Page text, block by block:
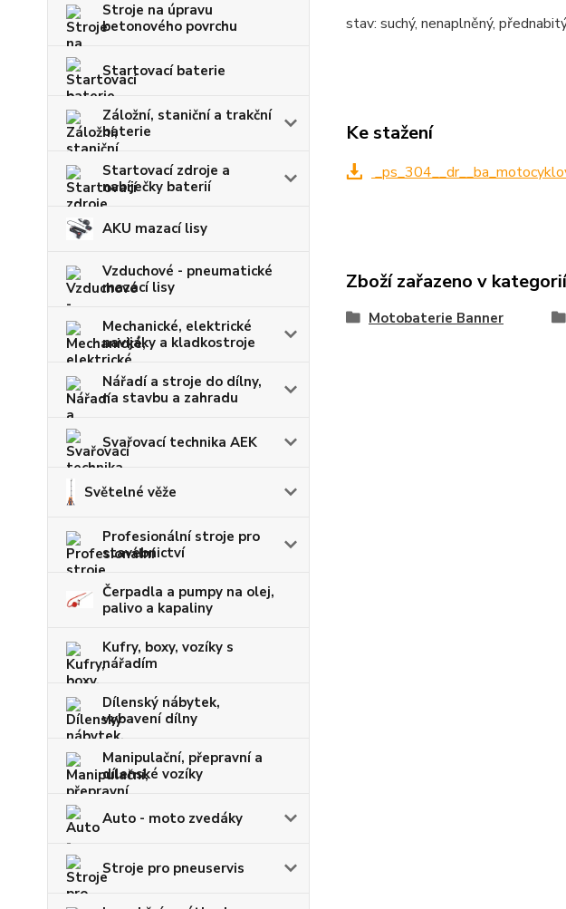
Stroje na úpravu
betonového povrchu
Startovací baterie
Záložní, staniční a trakční
baterie
Startovací zdroje a
nabíječky baterií
AKU mazací lisy
Vzduchové - pneumatické
mazací lisy
Mechanické, elektrické
navijáky a kladkostroje
Nářadí a stroje do dílny,
na stavbu a zahradu
Svařovací technika AEK
Světelné věže
Profesionální stroje pro
stavebnictví
Čerpadla a pumpy na olej,
palivo a kapaliny
Kufry, boxy, vozíky s
nářadím
Dílenský nábytek,
vybavení dílny
Manipulační, přepravní a
dílenské vozíky
Auto - moto zvedáky
Stroje pro pneuservis
stav: suchý, nenaplněný,
Ke stažení
Zboží zařazeno v
Motobaterie Banner